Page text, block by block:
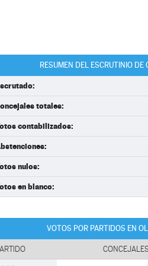
RESUMEN DEL ESCRUTINIO DE
totales:
contabilizados:
nulos:
en blanco:
VOTOS POR PARTIDOS EN
CONCEJALES